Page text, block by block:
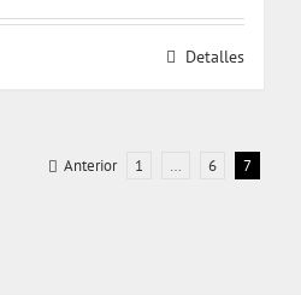
Detalles
Anterior 1 … 6 7